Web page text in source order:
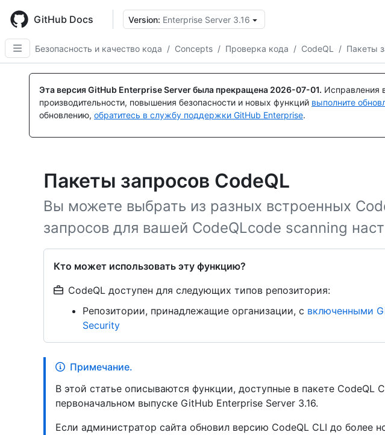
main
content
GitHub Docs Version: Enterprise Server 3.16
Безопасность и качество кода / Concepts / Проверка кода / CodeQL / Пакеты
Эта версия GitHub Enterprise Server была прекращена 2026-07-01. Исправления
производительности, повышения безопасности и новых функций выполните
обновлению, обратитесь в службу поддержки GitHub Enterprise.
Пакеты запросов CodeQL
Вы можете выбрать из разных встроенных
запросов для вашей CodeQLcode scanning
Кто может использовать эту функцию?
CodeQL доступен для следующих типов репозитория:
Репозитории, принадлежащие организации, с включенными
Security
Примечание.
В этой статье описываются функции, доступные в пакете CodeQL
первоначальном выпуске GitHub Enterprise Server 3.16.
Если администратор сайта обновил версию CodeQL CLI до более